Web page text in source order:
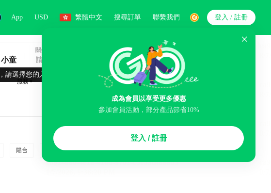
App USD 繁體中文 搜尋訂單 聯繫我們
成為會員以享受更多優惠
參加會員活動，部分產品節省10%
登入 / 註冊
登入 / 註冊
請選擇您的入住人數
小童
關鍵字
搜索
服務
陽台 行李寄存服務 免費取消 民宿 泊車場